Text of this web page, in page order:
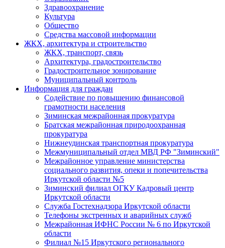
Здравоохранение
Культура
Общество
Средства массовой информации
ЖКХ, архитектура и строительство
ЖКХ, транспорт, связь
Архитектура, градостроительство
Градостроительное зонирование
Муниципальный контроль
Информация для граждан
Содействие по повышению финансовой
грамотности населения
Зиминская межрайонная прокуратура
Братская межрайонная природоохранная
прокуратура
Нижнеудинская транспортная прокуратура
Межмуниципальный отдел МВД РФ "Зиминский"
Межрайонное управление министерства
социального развития, опеки и попечительства
Иркутской области №5
Зиминский филиал ОГКУ Кадровый центр
Иркутской области
Служба Гостехнадзора Иркутской области
Телефоны экстренных и аварийных служб
Межрайонная ИФНС России № 6 по Иркутской
области
Филиал №15 Иркутского регионального